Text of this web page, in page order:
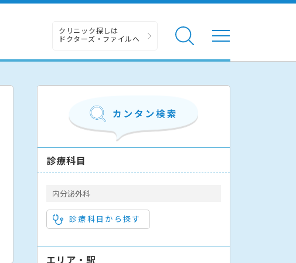
クリニック探しは
ドクターズ・ファイルへ
診療科目
内分泌外科
診療科目から探す
エリア・駅